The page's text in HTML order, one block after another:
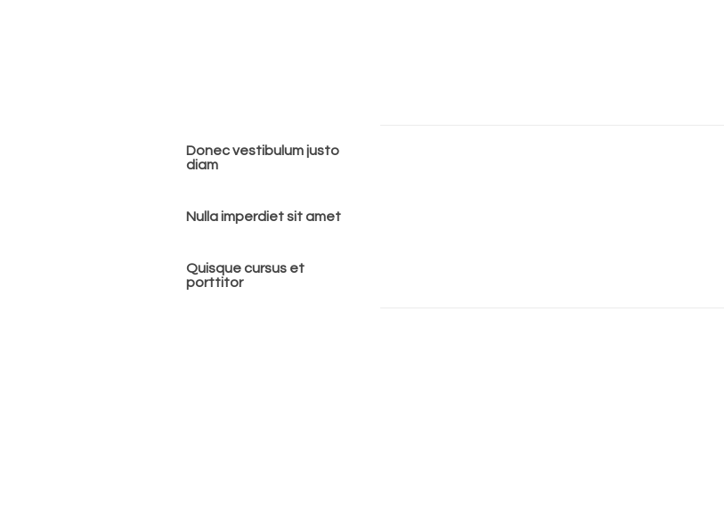
Donec vestibulum justo
diam
Nulla imperdiet sit amet
Quisque cursus et
porttitor